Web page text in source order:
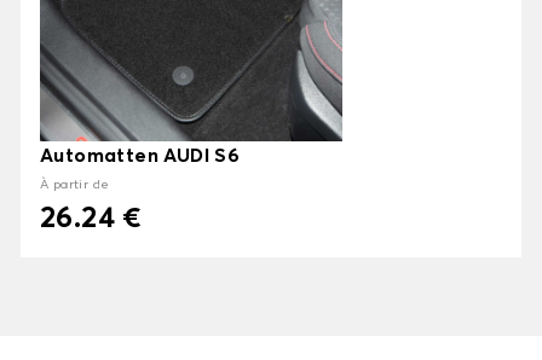
Automatten AUDI S6
À partir de
26.24 €